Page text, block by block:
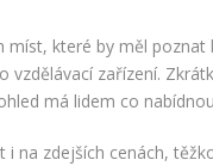
míst, které by měl
vzdělávací zařízení.
má lidem co
na zdejších cenách,